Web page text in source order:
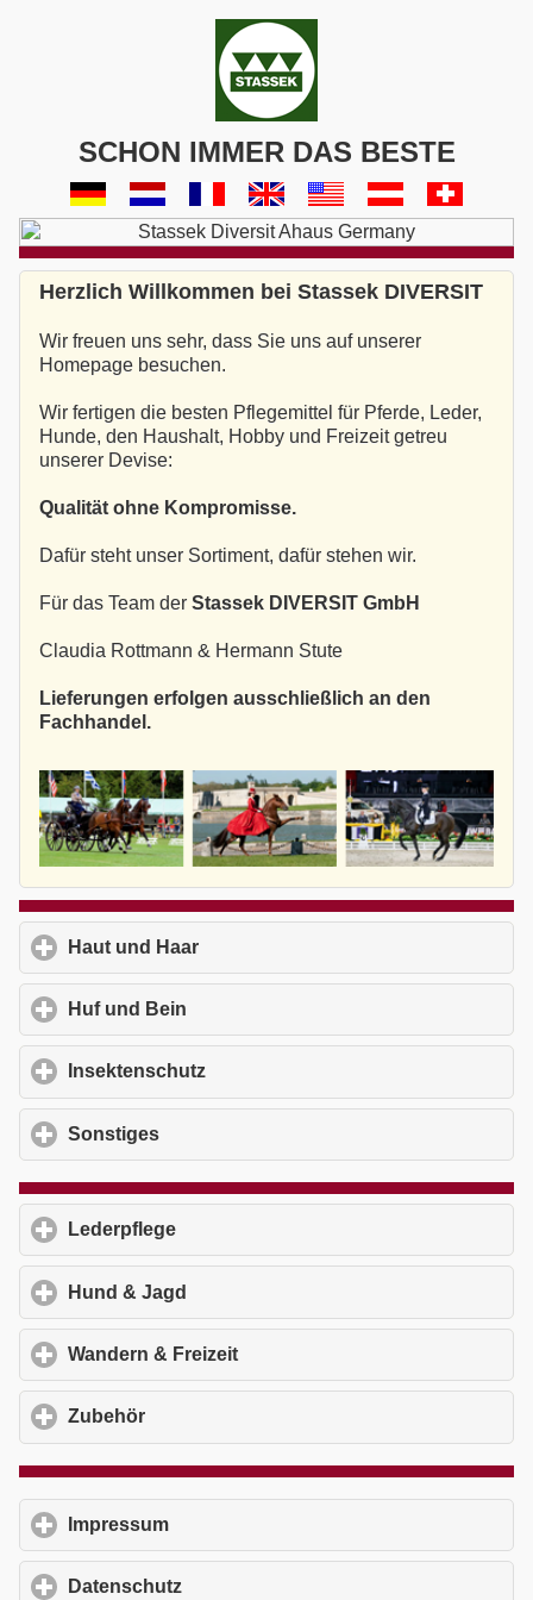
SCHON IMMER DAS BESTE
Herzlich Willkommen bei Stassek DIVERSIT
Wir freuen uns sehr, dass Sie uns auf unserer
Homepage besuchen.
Wir fertigen die besten Pflegemittel für Pferde, Leder,
Hunde, den Haushalt, Hobby und Freizeit getreu
unserer Devise:
Qualität ohne Kompromisse.
Dafür steht unser Sortiment, dafür stehen wir.
Für das Team der Stassek DIVERSIT GmbH
Claudia Rottmann & Hermann Stute
Lieferungen erfolgen ausschließlich an den
Fachhandel.
Haut und Haar
Huf und Bein
Insektenschutz
Sonstiges
Lederpflege
Hund & Jagd
Wandern & Freizeit
Zubehör
Impressum
Datenschutz